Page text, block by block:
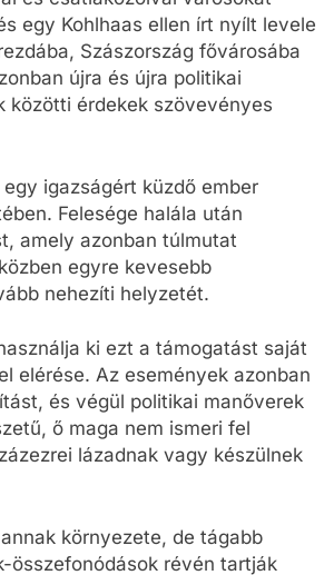
egy Kohlhaas ellen írt nyílt levele
Szászország fővárosába
újra és újra politikai
közötti érdekek szövevényes
igazságért küzdő ember
Felesége halála után
amely azonban túlmutat
egyre kevesebb
nehezíti helyzetét.
ki ezt a támogatást saját
elérése. Az események azonban
és végül politikai manőverek
ő maga nem ismeri fel
lázadnak vagy készülnek
környezete, de tágabb
összefonódások révén tartják